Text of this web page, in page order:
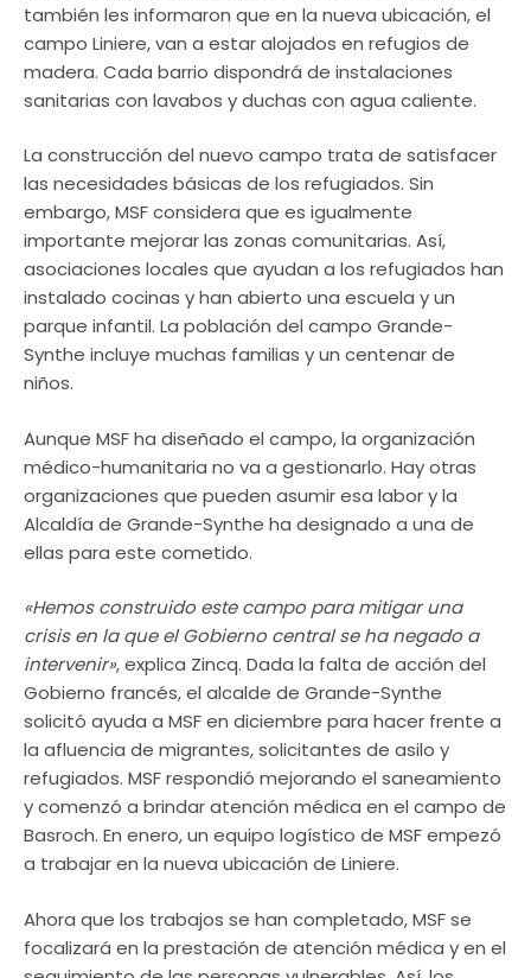
también les informaron que en la nueva ubicación, el
campo Liniere, van a estar alojados en refugios de
madera. Cada barrio dispondrá de instalaciones
sanitarias con lavabos y duchas con agua caliente.
La construcción del nuevo campo trata de satisfacer
las necesidades básicas de los refugiados. Sin
embargo, MSF considera que es igualmente
importante mejorar las zonas comunitarias. Así,
asociaciones locales que ayudan a los refugiados han
instalado cocinas y han abierto una escuela y un
parque infantil. La población del campo Grande-
Synthe incluye muchas familias y un centenar de
niños.
Aunque MSF ha diseñado el campo, la organización
médico-humanitaria no va a gestionarlo. Hay otras
organizaciones que pueden asumir esa labor y la
Alcaldía de Grande-Synthe ha designado a una de
ellas para este cometido.
«Hemos construido este campo para mitigar una
crisis en la que el Gobierno central se ha negado a
intervenir», explica Zincq. Dada la falta de acción del
Gobierno francés, el alcalde de Grande-Synthe
solicitó ayuda a MSF en diciembre para hacer frente a
la afluencia de migrantes, solicitantes de asilo y
refugiados. MSF respondió mejorando el saneamiento
y comenzó a brindar atención médica en el campo de
Basroch. En enero, un equipo logístico de MSF empezó
a trabajar en la nueva ubicación de Liniere.
Ahora que los trabajos se han completado, MSF se
focalizará en la prestación de atención médica y en el